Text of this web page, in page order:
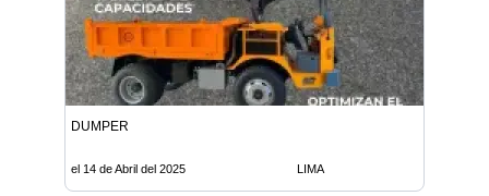
DUMPER
el 14 de Abril del 2025 LIMA